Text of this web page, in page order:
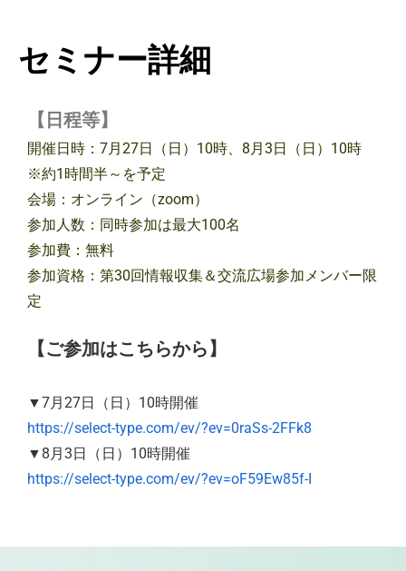
セミナー詳細
【日程等】
開催日時：7月27日（日）10時、8月3日（日）10時
※約1時間半～を予定
会場：オンライン（zoom）
参加人数：同時参加は最大100名
参加費：無料
参加資格：第30回情報収集＆交流広場参加メンバー限
定
【ご参加はこちらから】
▼7月27日（日）10時開催
https://select-type.com/ev/?ev=0raSs-2FFk8
▼8月3日（日）10時開催
https://select-type.com/ev/?ev=oF59Ew85f-I